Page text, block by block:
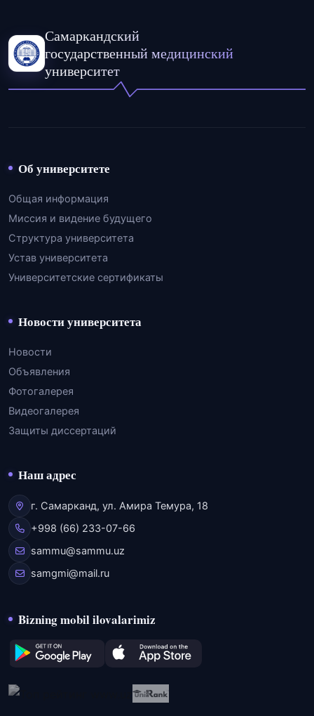
Самаркандский
государственный медицинский
университет
Об университете
Общая информация
Миссия и видение будущего
Структура университета
Устав университета
Университетские сертификаты
Новости университета
Новости
Объявления
Фотогалерея
Видеогалерея
Защиты диссертаций
Наш адрес
г. Самарканд, ул. Амира Темура, 18
+998 (66) 233-07-66
sammu@sammu.uz
samgmi@mail.ru
Bizning mobil ilovalarimiz